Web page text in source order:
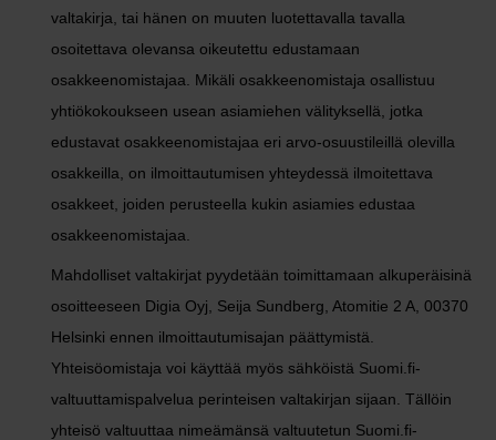
valtakirja, tai hänen on muuten luotettavalla tavalla
osoitettava olevansa oikeutettu edustamaan
osakkeenomistajaa. Mikäli osakkeenomistaja osallistuu
yhtiökokoukseen usean asiamiehen välityksellä, jotka
edustavat osakkeenomistajaa eri arvo-osuustileillä olevilla
osakkeilla, on ilmoittautumisen yhteydessä ilmoitettava
osakkeet, joiden perusteella kukin asiamies edustaa
osakkeenomistajaa.
Mahdolliset valtakirjat pyydetään toimittamaan alkuperäisinä
osoitteeseen Digia Oyj, Seija Sundberg, Atomitie 2 A, 00370
Helsinki ennen ilmoittautumisajan päättymistä.
Yhteisöomistaja voi käyttää myös sähköistä Suomi.fi-
valtuuttamispalvelua perinteisen valtakirjan sijaan. Tällöin
yhteisö valtuuttaa nimeämänsä valtuutetun Suomi.fi-